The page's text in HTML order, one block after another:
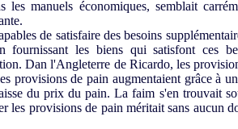
manuels économiques, semblait
de satisfaire des besoins
les biens qui satisfont ces
Dan l'Angleterre de Ricardo, les
provisions de pain augmentaient grâce à
du prix du pain. La faim s'en trouvait
les provisions de pain méritait sans aucun